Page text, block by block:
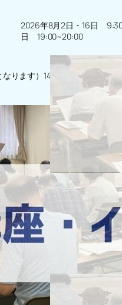
ります）14:30～
2026年8月2日・16日
日 19:00~20:00
2026年8月 ヨガ
茶道講座 2026年8月6日・
11:30 親子茶道体験講座